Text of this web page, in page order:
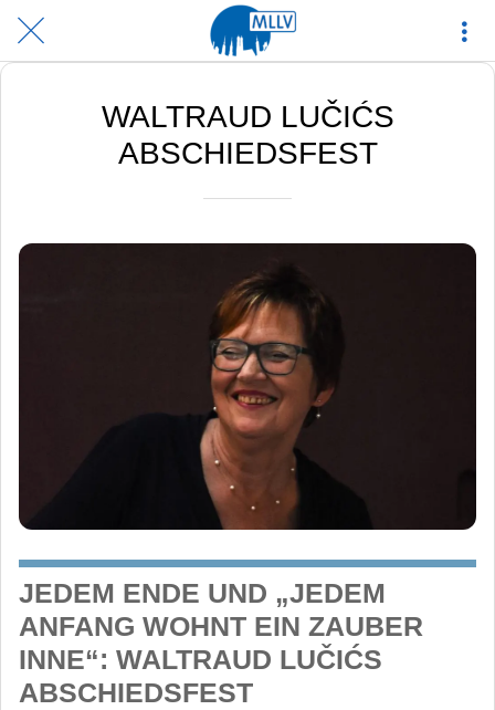
WALTRAUD LUČIĆS
ABSCHIEDSFEST
JEDEM ENDE UND „JEDEM
ANFANG WOHNT EIN ZAUBER
INNE“: WALTRAUD LUČIĆS
ABSCHIEDSFEST